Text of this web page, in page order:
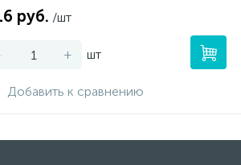
руб. /шт
+ шт
Добавить к сравнению